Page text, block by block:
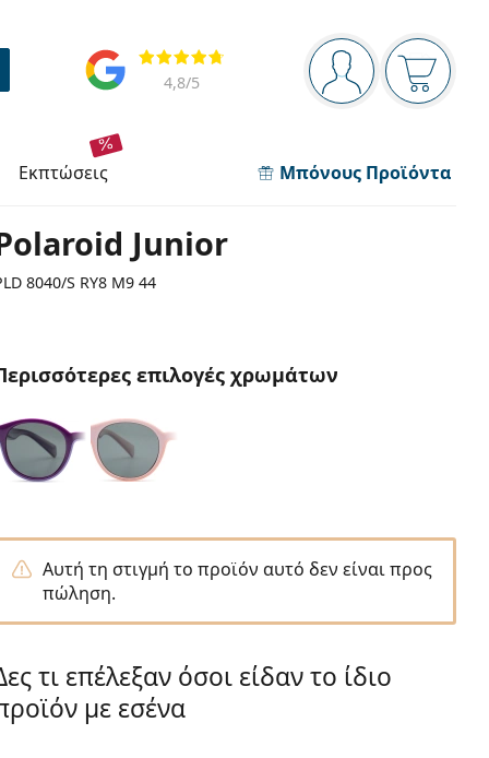
Πίνακας πλοήγησης
Είστε
Το
Αξιολογήσεις
4,8/5
εκπτώσεις Μπόνους Προϊόντα
Junior
8040/S RY8 M9 44
επιλογές χρωμάτων
Αυτή τη στιγμή το προϊόν αυτό δεν είναι προς
πώληση.
τι επέλεξαν όσοι είδαν το ίδιο
με εσένα